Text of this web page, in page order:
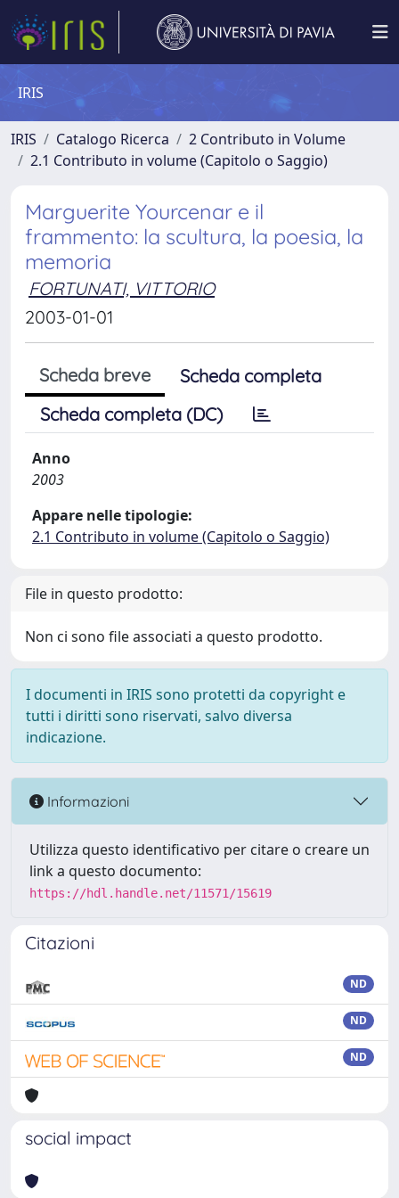
IRIS
IRIS Catalogo Ricerca
2 Contributo in Volume
2.1 Contributo in volume (Capitolo o Saggio)
Marguerite Yourcenar e il
frammento: la scultura, la poesia, la
memoria
FORTUNATI, VITTORIO
2003-01-01
Scheda breve
Scheda completa
Scheda completa (DC)
Anno
2003
Appare nelle tipologie:
2.1 Contributo in volume (Capitolo o Saggio)
File in questo prodotto:
Non ci sono file associati a questo prodotto.
I documenti in IRIS sono protetti da copyright e
tutti i diritti sono riservati, salvo diversa
indicazione.
Informazioni
Utilizza questo identificativo per citare o creare un
link a questo documento:
https://hdl.handle.net/11571/15619
Citazioni
ND
ND
ND
social impact